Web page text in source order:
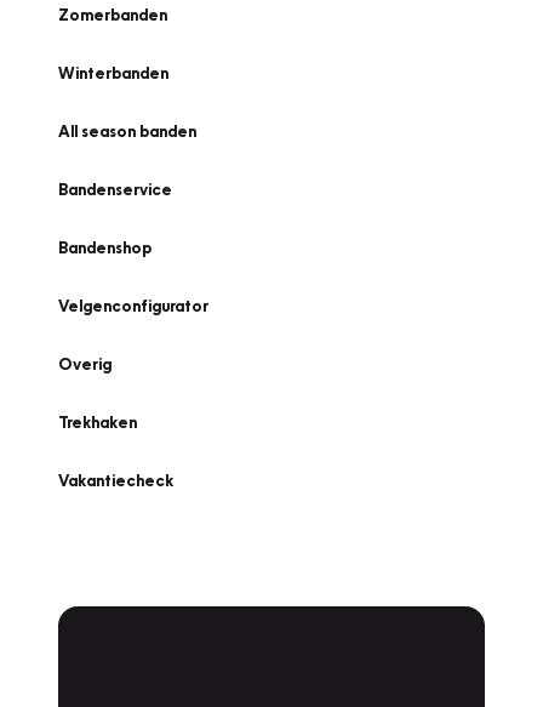
Zomerbanden
Winterbanden
All season banden
Bandenservice
Bandenshop
Velgenconfigurator
Overig
Trekhaken
Vakantiecheck